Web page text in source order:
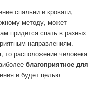
спальни и кровати,
методу, может
придется спать в разных
направлениям.
то расположение человека
благоприятное для
и будет целью